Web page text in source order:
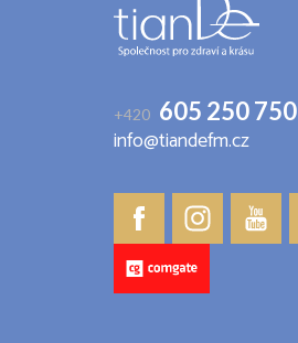
+420 605 250 750
info@tiandefm.cz